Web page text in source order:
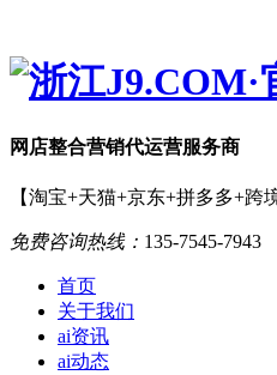
网店整合营销代运营服务商
【淘宝+天猫+京东+拼多多+跨
免费咨询热线： 135-7545-7943
首页
关于我们
ai资讯
ai动态